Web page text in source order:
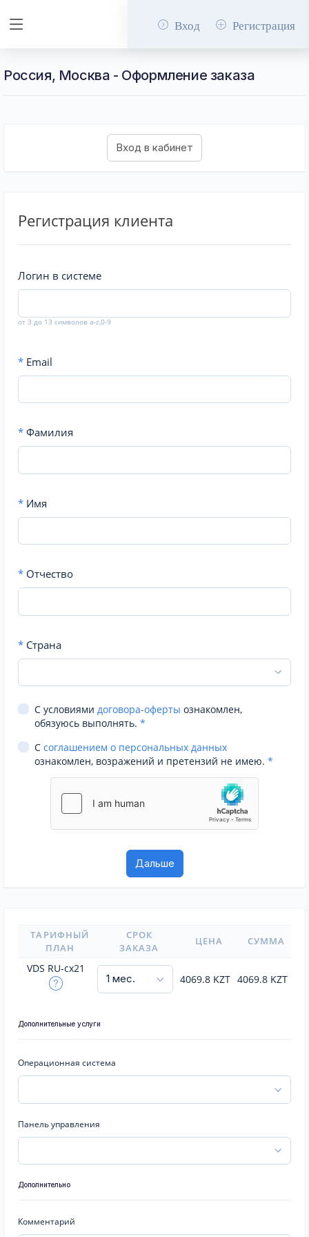
Вход Регистрация
Россия, Москва - Оформление заказа
Регистрация клиента
Логин в системе
от 3 до 13 символов a-z,0-9
* Email
* Фамилия
* Имя
* Отчество
* Страна
С условиями договора-оферты ознакомлен,
обязуюсь выполнять. *
С соглашением о персональных данных
ознакомлен, возражений и претензий не имею. *
ТАРИФНЫЙ
ПЛАН
СРОК
ЗАКАЗА
ЦЕНА СУММА
VDS RU-cx21
4069.8 KZT 4069.8 KZT
Дополнительные услуги
Операционная система
Панель управления
Дополнительно
Комментарий